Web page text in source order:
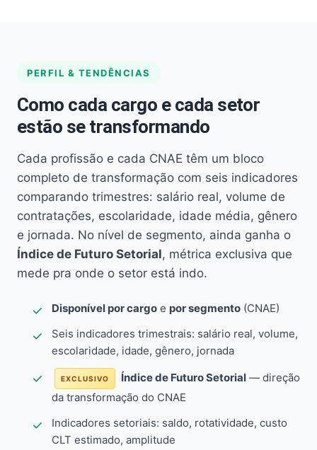
PERFIL & TENDÊNCIAS
Como cada cargo e cada setor
estão se transformando
Cada profissão e cada CNAE têm um bloco
completo de transformação com seis indicadores
comparando trimestres: salário real, volume de
contratações, escolaridade, idade média, gênero
e jornada. No nível de segmento, ainda ganha o
Índice de Futuro Setorial, métrica exclusiva que
mede pra onde o setor está indo.
Disponível por cargo e por segmento (CNAE)
Seis indicadores trimestrais: salário real, volume,
escolaridade, idade, gênero, jornada
EXCLUSIVO Índice de Futuro Setorial — direção
da transformação do CNAE
Indicadores setoriais: saldo, rotatividade, custo
CLT estimado, amplitude